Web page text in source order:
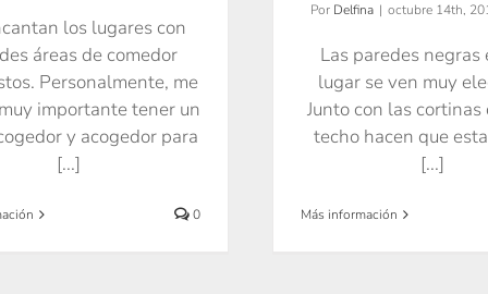
los lugares con
áreas de comedor
Personalmente, me
importante tener un
y acogedor para
[...]
0
Por Delfina | octubre 14th,
Las paredes negras
lugar se ven muy
Junto con las cortinas
techo hacen que
[...]
Más información